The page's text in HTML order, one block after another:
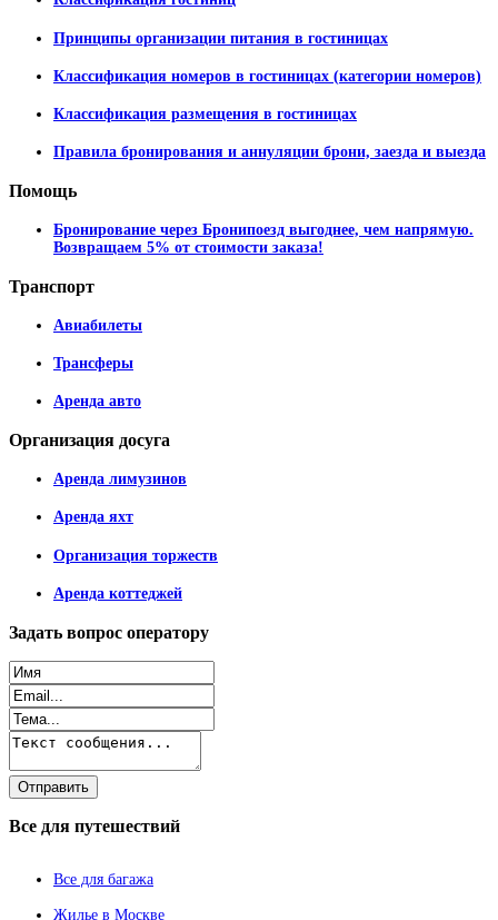
Принципы организации питания в гостиницах
Классификация номеров в гостиницах (категории номеров)
Классификация размещения в гостиницах
Правила бронирования и аннуляции брони, заезда и выезда
Помощь
Бронирование через Бронипоезд выгоднее, чем напрямую.
Возвращаем 5% от стоимости заказа!
Транспорт
Авиабилеты
Трансферы
Аренда авто
Организация досуга
Аренда лимузинов
Аренда яхт
Организация торжеств
Аренда коттеджей
Задать вопрос оператору
Все для путешествий
Все для багажа
Жилье в Москве